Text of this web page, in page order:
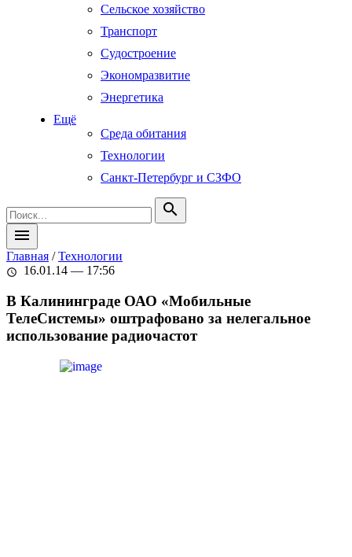
Сельское хозяйство
Транспорт
Судостроение
Экономразвитие
Энергетика
Ещё
Среда обитания
Технологии
Санкт-Петербург и СЗФО
search
menu
Главная /Технологии
schedule 16.01.14 — 17:56
В Калининграде ОАО «Мобильные
ТелеСистемы» оштрафовано за нелегальное
использование радиочастот